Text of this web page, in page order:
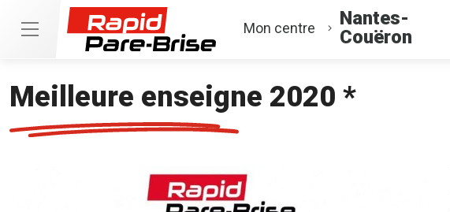
Mon centre
Nantes-
Couëron
Meilleure enseigne 2020 *